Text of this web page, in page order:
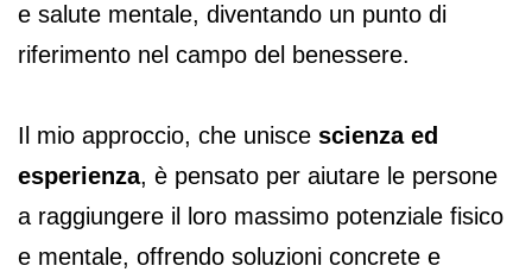
e salute mentale, diventando un punto di
riferimento nel campo del benessere.
Il mio approccio, che unisce scienza ed
esperienza, è pensato per aiutare le persone
a raggiungere il loro massimo potenziale fisico
e mentale, offrendo soluzioni concrete e